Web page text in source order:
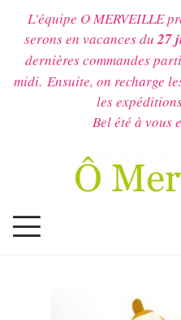
L'équipe O MERVEILLE
serons en vacances du27
dernières commandes
midi. Ensuite, on recharge
les
Bel été à